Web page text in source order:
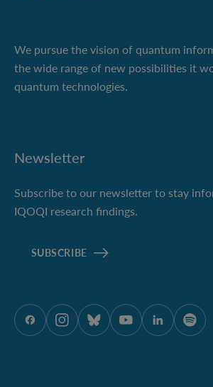
We pursue the vision of quantum
the wide range of new possibilities it
quantum technologies.
Newsletter
Subscribe to our newsletter to stay
IQOQI research findings.
SUBSCRIBE
ÖAW auf Facebook
ÖAW auf Instagram
ÖAW auf Bluesky
ÖAW aufÖAW auf